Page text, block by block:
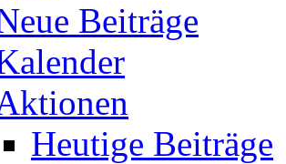
Beiträge
Heutige Beiträge